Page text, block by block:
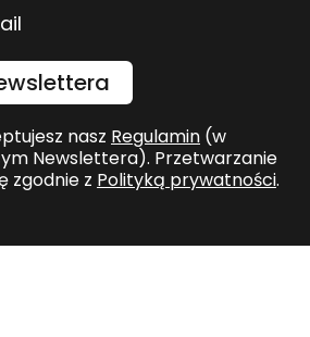
nasz Regulamin (w
Newslettera). Przetwarzanie
zgodnie z Polityką prywatności.